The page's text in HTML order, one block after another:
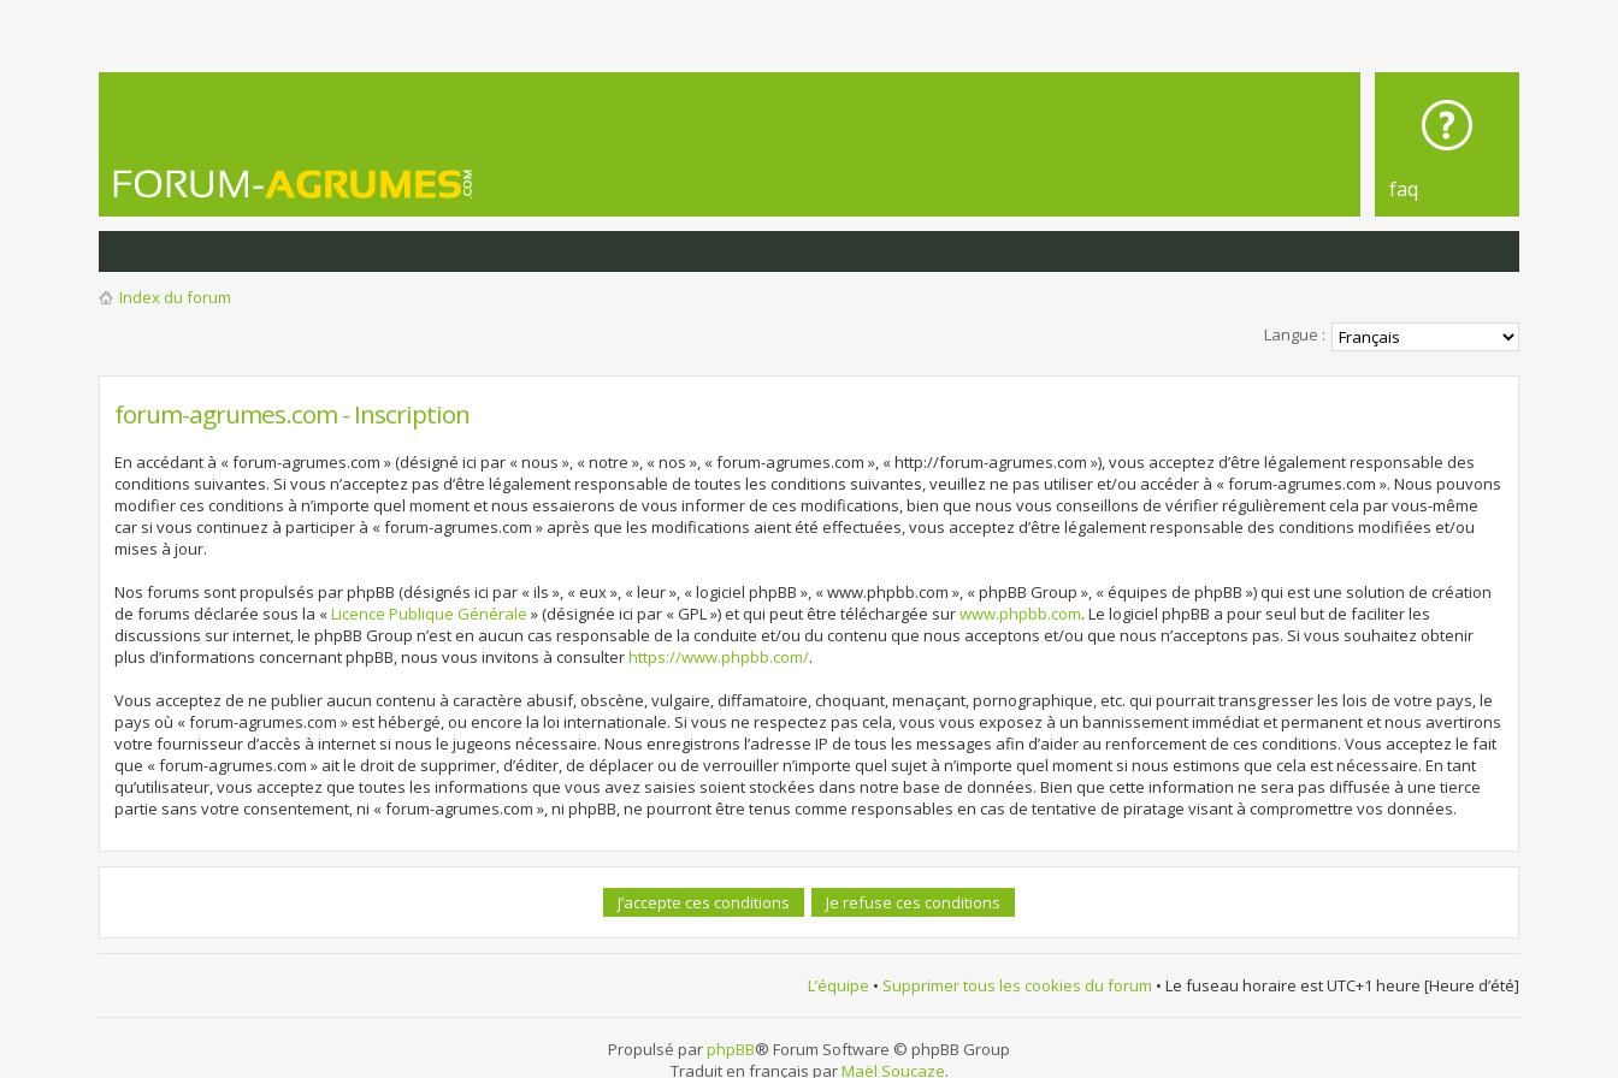
faq
Index du forum
Langue :
forum-agrumes.com - Inscription
En accédant à « forum-agrumes.com » (désigné ici par « nous », « notre », « nos », « forum-agrumes.com », « http://forum-agrumes.com »), vous acceptez d’être légalement responsable des
conditions suivantes. Si vous n’acceptez pas d’être légalement responsable de toutes les conditions suivantes, veuillez ne pas utiliser et/ou accéder à « forum-agrumes.com ». Nous pouvons
modifier ces conditions à n’importe quel moment et nous essaierons de vous informer de ces modifications, bien que nous vous conseillons de vérifier régulièrement cela par vous-même
car si vous continuez à participer à « forum-agrumes.com » après que les modifications aient été effectuées, vous acceptez d’être légalement responsable des conditions modifiées et/ou
mises à jour.
Nos forums sont propulsés par phpBB (désignés ici par « ils », « eux », « leur », « logiciel phpBB », « www.phpbb.com », « phpBB Group », « équipes de phpBB ») qui est une solution de création
de forums déclarée sous la «Licence Publique Générale » (désignée ici par « GPL ») et qui peut être téléchargée surwww.phpbb.com. Le logiciel phpBB a pour seul but de faciliter les
discussions sur internet, le phpBB Group n’est en aucun cas responsable de la conduite et/ou du contenu que nous acceptons et/ou que nous n’acceptons pas. Si vous souhaitez obtenir
plus d’informations concernant phpBB, nous vous invitons à consulterhttps://www.phpbb.com/.
Vous acceptez de ne publier aucun contenu à caractère abusif, obscène, vulgaire, diffamatoire, choquant, menaçant, pornographique, etc. qui pourrait transgresser les lois de votre pays, le
pays où « forum-agrumes.com » est hébergé, ou encore la loi internationale. Si vous ne respectez pas cela, vous vous exposez à un bannissement immédiat et permanent et nous avertirons
votre fournisseur d’accès à internet si nous le jugeons nécessaire. Nous enregistrons l’adresse IP de tous les messages afin d’aider au renforcement de ces conditions. Vous acceptez le fait
que « forum-agrumes.com » ait le droit de supprimer, d’éditer, de déplacer ou de verrouiller n’importe quel sujet à n’importe quel moment si nous estimons que cela est nécessaire. En tant
qu’utilisateur, vous acceptez que toutes les informations que vous avez saisies soient stockées dans notre base de données. Bien que cette information ne sera pas diffusée à une tierce
partie sans votre consentement, ni « forum-agrumes.com », ni phpBB, ne pourront être tenus comme responsables en cas de tentative de piratage visant à compromettre vos données.
L’équipe • Supprimer tous les cookies du forum • Le fuseau horaire est UTC+1 heure [Heure d’été]
Propulsé parphpBB® Forum Software © phpBB Group
Traduit en français parMaël Soucaze.